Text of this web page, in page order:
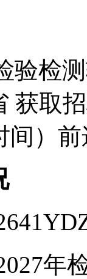
验检
获取
间）
年